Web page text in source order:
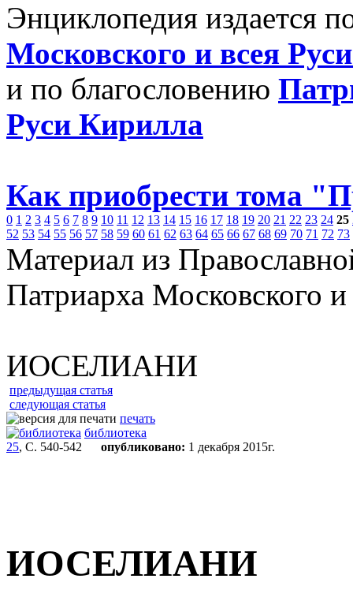
Энциклопедия издается
Московского и всея
и по благословению
Руси Кирилла
Как приобрести тома
0 1 2 3 4 5 6 7 8 9 10 11 12 13 14 15 16 17 18 19 20 21 22 23 24 25
52 53 54 55 56 57 58 59 60 61 62 63 64 65 66 67 68 69 70 71 72 73
Материал из
Патриарха Московского
ИОСЕЛИАНИ
предыдущая статья
следующая статья
печать
библиотека
25, С. 540-542 опубликовано: 1 декабря 2015г.
ИОСЕЛИАНИ